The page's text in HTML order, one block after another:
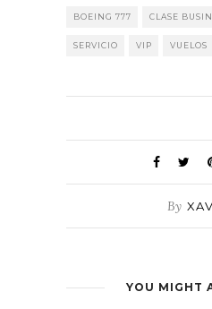
BOEING 777 CLASE
SERVICIO VIP VUELOS
By
YOU MIGHT